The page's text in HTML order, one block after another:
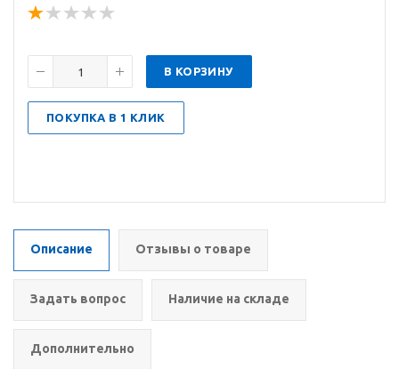
В КОРЗИНУ
ПОКУПКА В 1 КЛИК
Описание Отзывы о товаре
Задать вопрос Наличие на складе
Дополнительно